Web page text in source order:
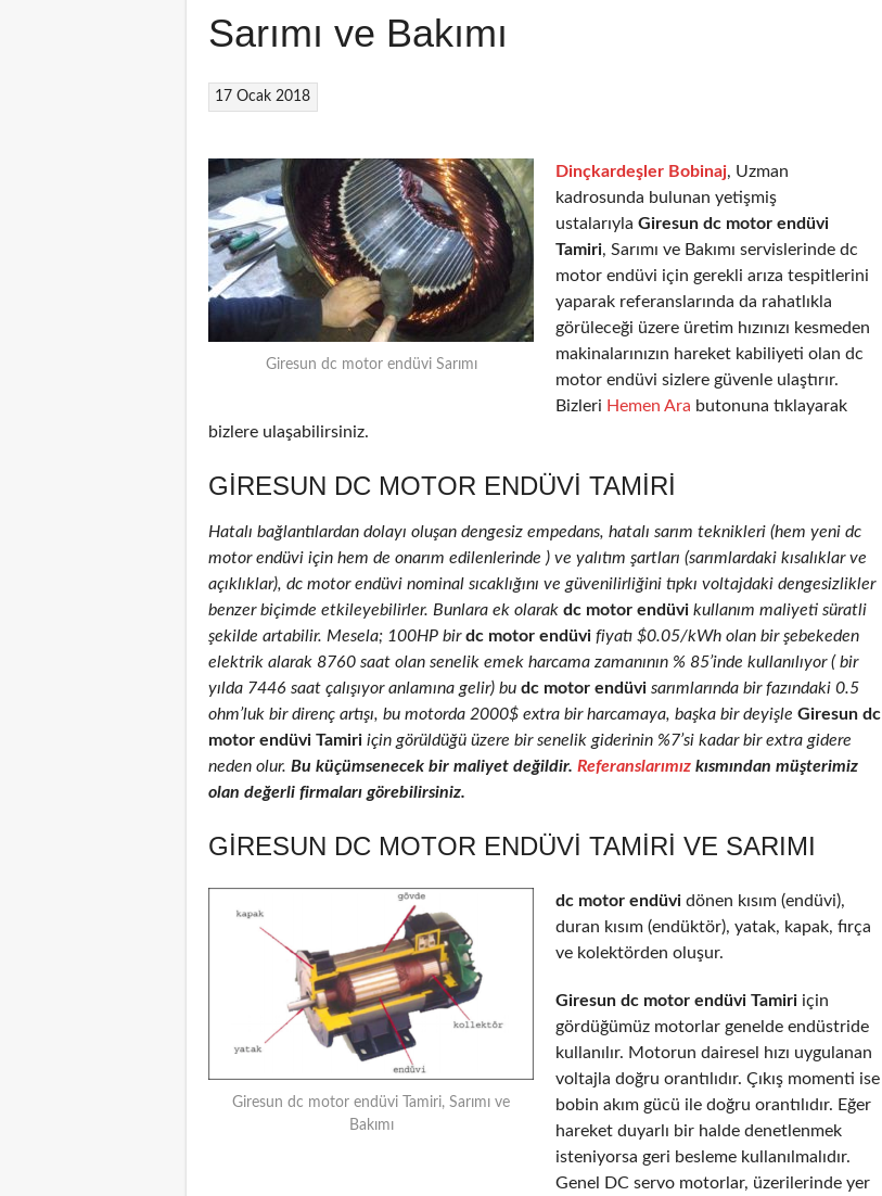
Sarımı ve Bakımı
17 Ocak 2018
Giresun dc motor endüvi Sarımı
Dinçkardeşler Bobinaj, Uzman
kadrosunda bulunan yetişmiş
ustalarıyla Giresun dc motor endüvi
Tamiri, Sarımı ve Bakımı servislerinde dc
motor endüvi için gerekli arıza tespitlerini
yaparak referanslarında da rahatlıkla
görüleceği üzere üretim hızınızı kesmeden
makinalarınızın hareket kabiliyeti olan dc
motor endüvi sizlere güvenle ulaştırır.
Bizleri Hemen Ara butonuna tıklayarak
bizlere ulaşabilirsiniz.
GIRESUN DC MOTOR ENDÜVI TAMIRI
Hatalı bağlantılardan dolayı oluşan dengesiz empedans, hatalı sarım teknikleri (hem yeni dc
motor endüvi için hem de onarım edilenlerinde ) ve yalıtım şartları (sarımlardaki kısalıklar ve
açıklıklar), dc motor endüvi nominal sıcaklığını ve güvenilirliğini tıpkı voltajdaki dengesizlikler
benzer biçimde etkileyebilirler. Bunlara ek olarak dc motor endüvi kullanım maliyeti süratli
şekilde artabilir. Mesela; 100HP birdc motor endüvi fiyatı $0.05/kWh olan bir şebekeden
elektrik alarak 8760 saat olan senelik emek harcama zamanının % 85’inde kullanılıyor ( bir
yılda 7446 saat çalışıyor anlamına gelir) bu dc motor endüvi sarımlarında bir fazındaki 0.5
ohm’luk bir direnç artışı, bu motorda 2000$ extra bir harcamaya, başka bir deyişle Giresun dc
motor endüvi Tamiri için görüldüğü üzere bir senelik giderinin %7’si kadar bir extra gidere
neden olur. Bu küçümsenecek bir maliyet değildir. Referanslarımız kısmından müşterimiz
olan değerli firmaları görebilirsiniz.
GIRESUN DC MOTOR ENDÜVI TAMIRI VE SARIMI
Giresun dc motor endüvi Tamiri, Sarımı ve
Bakımı
dc motor endüvi dönen kısım (endüvi),
duran kısım (endüktör), yatak, kapak, fırça
ve kolektörden oluşur.
Giresun dc motor endüvi Tamiri için
gördüğümüz motorlar genelde endüstride
kullanılır. Motorun dairesel hızı uygulanan
voltajla doğru orantılıdır. Çıkış momenti ise
bobin akım gücü ile doğru orantılıdır. Eğer
hareket duyarlı bir halde denetlenmek
isteniyorsa geri besleme kullanılmalıdır.
Genel DC servo motorlar, üzerilerinde yer